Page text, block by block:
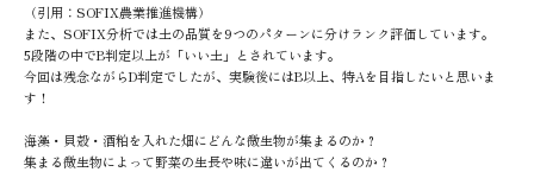
（引用：SOFIX農業推進機構）
また、SOFIX分析では土の品質を9つのパターンに分けランク評価しています。
5段階の中でB判定以上が「いい土」とされています。
今回は残念ながらD判定でしたが、実験後にはB以上、特Aを目指したいと思いま
す！
海藻・貝殻・酒粕を入れた畑にどんな微生物が集まるのか？
集まる微生物によって野菜の生長や味に違いが出てくるのか？